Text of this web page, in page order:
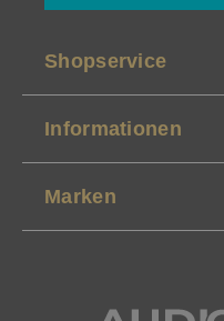
Shopservice
Informationen
Marken